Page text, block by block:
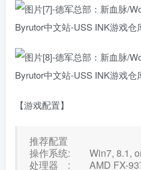
【游戏配置】
推荐配置
操作系统: Win7, 8.1,
处理器 : AMD FX-